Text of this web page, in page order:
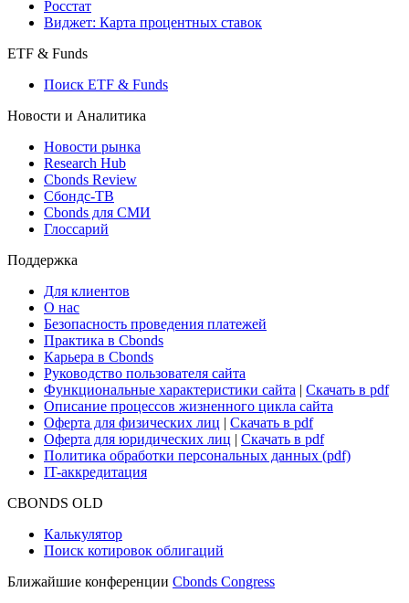
Росстат
Виджет: Карта процентных ставок
ETF & Funds
Поиск ETF & Funds
Новости и Аналитика
Новости рынка
Research Hub
Cbonds Review
Сбондс-ТВ
Cbonds для СМИ
Глоссарий
Поддержка
Для клиентов
О нас
Безопасность проведения платежей
Практика в Cbonds
Карьера в Cbonds
Руководство пользователя сайта
Функциональные характеристики сайта | Скачать в pdf
Описание процессов жизненного цикла сайта
Оферта для физических лиц | Скачать в pdf
Оферта для юридических лиц | Скачать в pdf
Политика обработки персональных данных (pdf)
IT-аккредитация
CBONDS OLD
Калькулятор
Поиск котировок облигаций
Ближайшие конференции Cbonds Congress